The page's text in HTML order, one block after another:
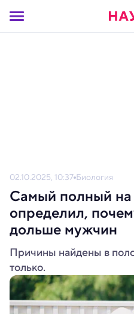
02.10.2025, 10:37 Биология
Самый полный на
определил,
дольше мужчин
Причины найдены в
только.